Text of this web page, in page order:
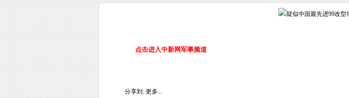
点击进入中新网军事频道
分享到: 更多...